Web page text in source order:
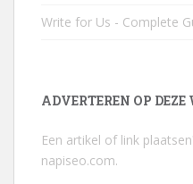
Write for Us - Complete
ADVERTEREN OP DEZE
Een artikel of link
napiseo.com.